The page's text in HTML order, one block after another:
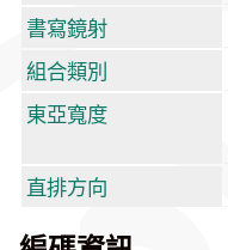
書寫鏡射
組合類別
東亞寬度
直排方向